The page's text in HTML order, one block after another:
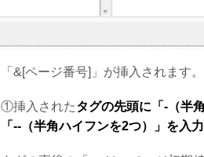
「&[ページ番号]」が挿入されます。
①挿入されたタグの先頭に「-（半
「--（半角ハイフンを2つ）」を入力